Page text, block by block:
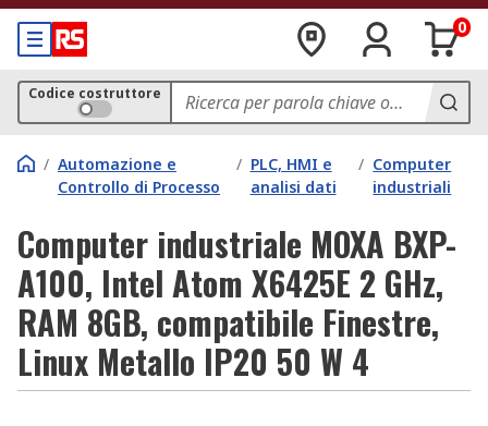
0
Codice costruttore
/ Automazione e
Controllo di Processo
/ PLC, HMI e
analisi dati
/ Computer
industriali
Computer industriale MOXA BXP-
A100, Intel Atom X6425E 2 GHz,
RAM 8GB, compatibile Finestre,
Linux Metallo IP20 50 W 4